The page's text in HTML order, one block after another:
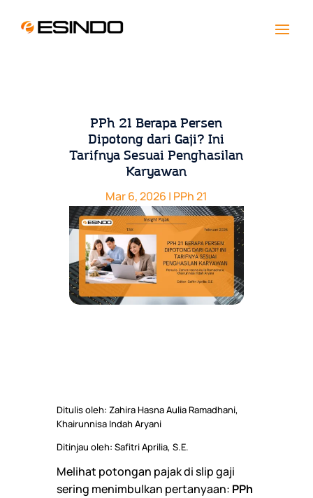
PPh 21 Berapa Persen
Dipotong dari Gaji? Ini
Tarifnya Sesuai Penghasilan
Karyawan
Mar 6, 2026 | PPh 21
Ditulis oleh: Zahira Hasna Aulia Ramadhani,
Khairunnisa Indah Aryani
Ditinjau oleh: Safitri Aprilia, S.E.
Melihat potongan pajak di slip gaji
sering menimbulkan pertanyaan: PPh